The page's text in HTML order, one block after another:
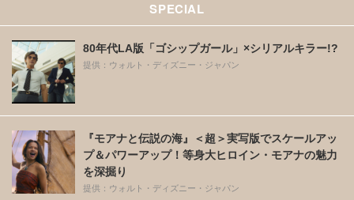
SPECIAL
80年代LA版「ゴシップガール」×シリアルキラー!?
提供：ウォルト・ディズニー・ジャパン
『モアナと伝説の海』＜超＞実写版でスケールアッ
プ＆パワーアップ！等身大ヒロイン・モアナの魅力
を深掘り
提供：ウォルト・ディズニー・ジャパン